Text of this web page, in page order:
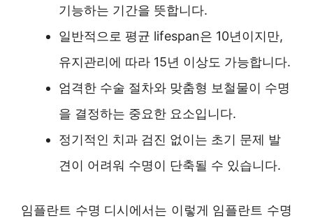
기능하는 기간을 뜻합니다.
일반적으로 평균 lifespan은 10년이지만,
유지관리에 따라 15년 이상도 가능합니다.
엄격한 수술 절차와 맞춤형 보철물이 수명
을 결정하는 중요한 요소입니다.
정기적인 치과 검진 없이는 초기 문제 발
견이 어려워 수명이 단축될 수 있습니다.
임플란트 수명 디시에서는 이렇게 임플란트 수명